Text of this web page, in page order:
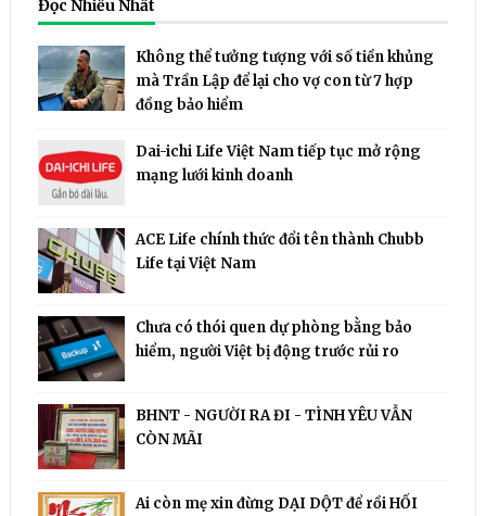
Đọc Nhiều Nhất
Không thể tưởng tượng với số tiền khủng
mà Trần Lập để lại cho vợ con từ 7 hợp
đồng bảo hiểm
Dai-ichi Life Việt Nam tiếp tục mở rộng
mạng lưới kinh doanh
ACE Life chính thức đổi tên thành Chubb
Life tại Việt Nam
Chưa có thói quen dự phòng bằng bảo
hiểm, người Việt bị động trước rủi ro
BHNT - NGƯỜI RA ĐI - TÌNH YÊU VẪN
CÒN MÃI
Ai còn mẹ xin đừng DẠI DỘT để rồi HỐI